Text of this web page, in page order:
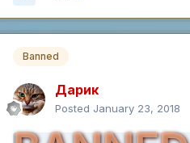
Banned
Дарик
Posted January 23, 2018